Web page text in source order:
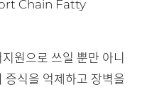
Chain Fatty
원으로 쓰일 뿐만 아니
식을 억제하고 장벽을